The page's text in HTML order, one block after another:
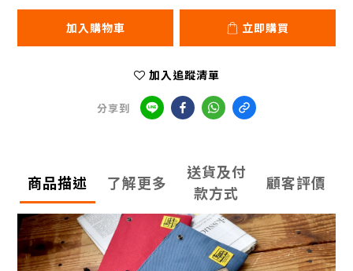
加入購物車 立即購買
加入追蹤清單
分享到
商品描述 了解更多
送貨及付
款方式
顧客評價